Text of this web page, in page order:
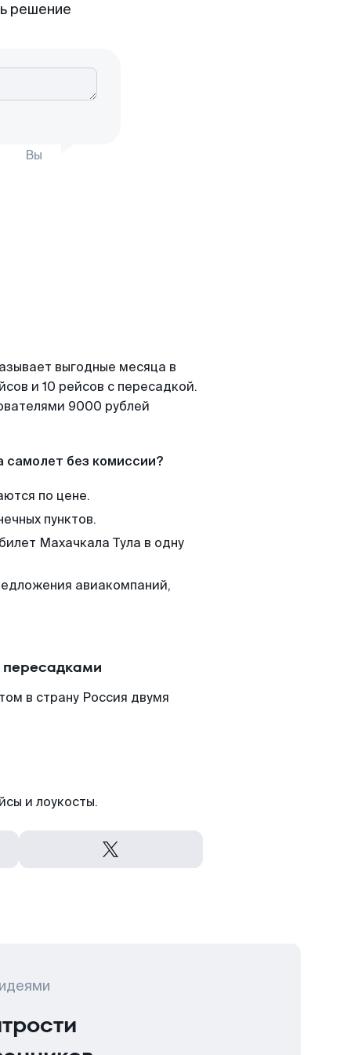
решение
Вы
выгодные месяца в
и 10 рейсов с пересадкой.
9000 рублей
самолет без комиссии?
по цене.
пунктов.
Махачкала Тула в одну
авиакомпаний,
в страну Россия двумя
и лоукосты.